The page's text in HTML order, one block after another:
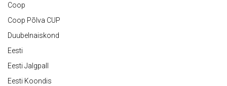
Coop
Coop Põlva CUP
Duubelnaiskond
Eesti
Eesti Jalgpall
Eesti Koondis